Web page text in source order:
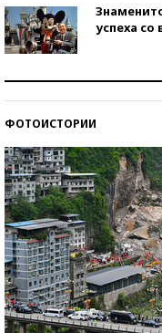
успеха
ФОТОИСТОРИИ